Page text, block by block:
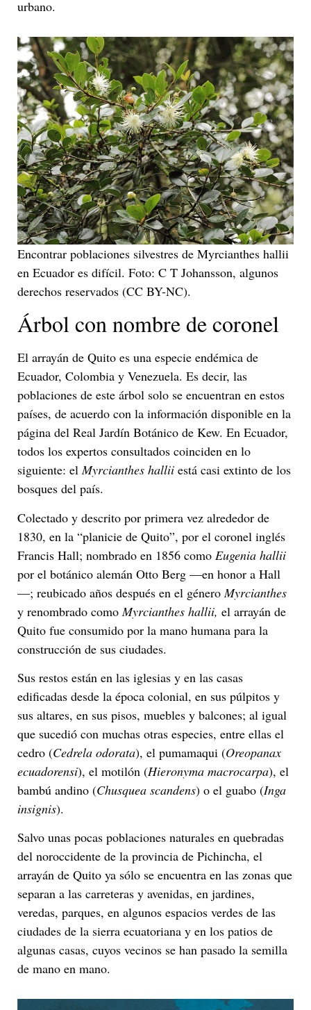
urbano.
Encontrar poblaciones silvestres de Myrcianthes hallii
en Ecuador es difícil. Foto: C T Johansson, algunos
derechos reservados (CC BY-NC).
Árbol con nombre de coronel
El arrayán de Quito es una especie endémica de
Ecuador, Colombia y Venezuela. Es decir, las
poblaciones de este árbol solo se encuentran en estos
países, de acuerdo con la información disponible en la
página del Real Jardín Botánico de Kew. En Ecuador,
todos los expertos consultados coinciden en lo
siguiente: elMyrcianthes hallii está casi extinto de los
bosques del país.
Colectado y descrito por primera vez alrededor de
1830, en la “planicie de Quito”, por el coronel inglés
Francis Hall; nombrado en 1856 como Eugenia hallii
por el botánico alemán Otto Berg —en honor a Hall
—; reubicado años después en el género Myrcianthes
y renombrado como Myrcianthes hallii, el arrayán de
Quito fue consumido por la mano humana para la
construcción de sus ciudades.
Sus restos están en las iglesias y en las casas
edificadas desde la época colonial, en sus púlpitos y
sus altares, en sus pisos, muebles y balcones; al igual
que sucedió con muchas otras especies, entre ellas el
cedro (Cedrela odorata), el pumamaqui (Oreopanax
ecuadorensi), el motilón (Hieronyma macrocarpa), el
bambú andino (Chusquea scandens) o el guabo (Inga
insignis).
Salvo unas pocas poblaciones naturales en quebradas
del noroccidente de la provincia de Pichincha, el
arrayán de Quito ya sólo se encuentra en las zonas que
separan a las carreteras y avenidas, en jardines,
veredas, parques, en algunos espacios verdes de las
ciudades de la sierra ecuatoriana y en los patios de
algunas casas, cuyos vecinos se han pasado la semilla
de mano en mano.